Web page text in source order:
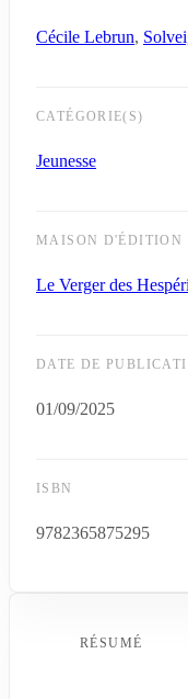
Cécile Lebrun,
CATÉGORIE(S)
Jeunesse
MAISON D'ÉDITION
Le Verger des
DATE DE
01/09/2025
ISBN
9782365875295
RÉSUMÉ